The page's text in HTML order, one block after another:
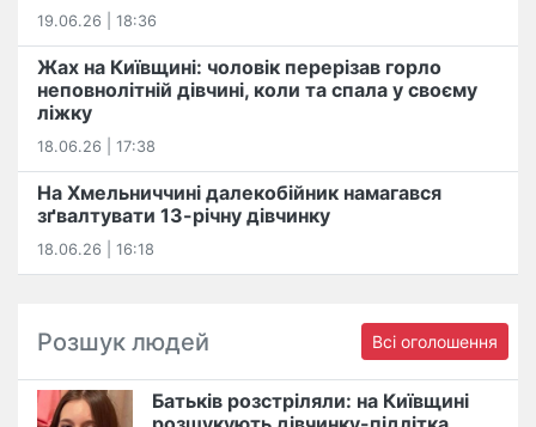
19.06.26 | 18:36
Жах на Київщині: чоловік перерізав горло
неповнолітній дівчині, коли та спала у своєму
ліжку
18.06.26 | 17:38
На Хмельниччині далекобійник намагався
зґвалтувати 13-річну дівчинку
18.06.26 | 16:18
Розшук людей Всі оголошення
Батьків розстріляли: на Київщині